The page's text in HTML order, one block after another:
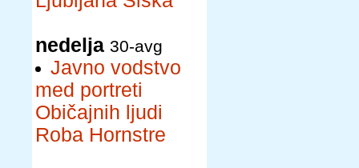
nedelja 30-avg
Javno vodstvo
med portreti
Običajnih ljudi
Roba Hornstre